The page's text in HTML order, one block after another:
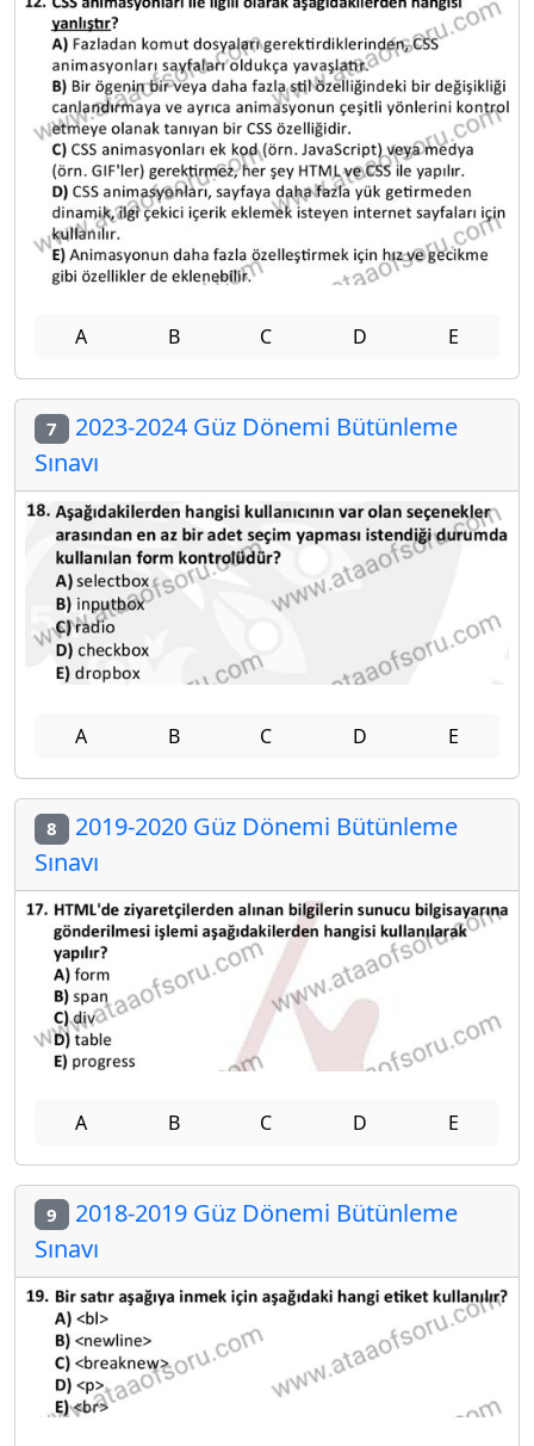
A B C D E
7 2023-2024 Güz Dönemi Bütünleme
Sınavı
A B C D E
8 2019-2020 Güz Dönemi Bütünleme
Sınavı
A B C D E
9 2018-2019 Güz Dönemi Bütünleme
Sınavı